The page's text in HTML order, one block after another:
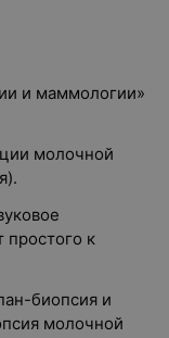
и маммологии»
молочной
к
биопсия и
молочной